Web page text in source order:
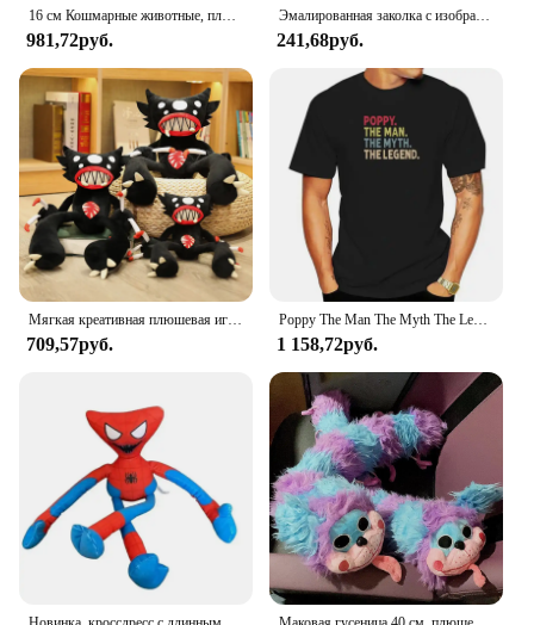
981,72руб.
Эмалированная заколка с изображением цветка мака, значок с изображением растения, день памяти, ювелирные изделия, подарок
241,68руб.
709,57руб.
Poppy The Man The Myth The Legend Забавная подарочная футболка для дедушки, хлопковые персонализированные топы, футболки, забавные мужские футболки, дизайн
1 158,72руб.